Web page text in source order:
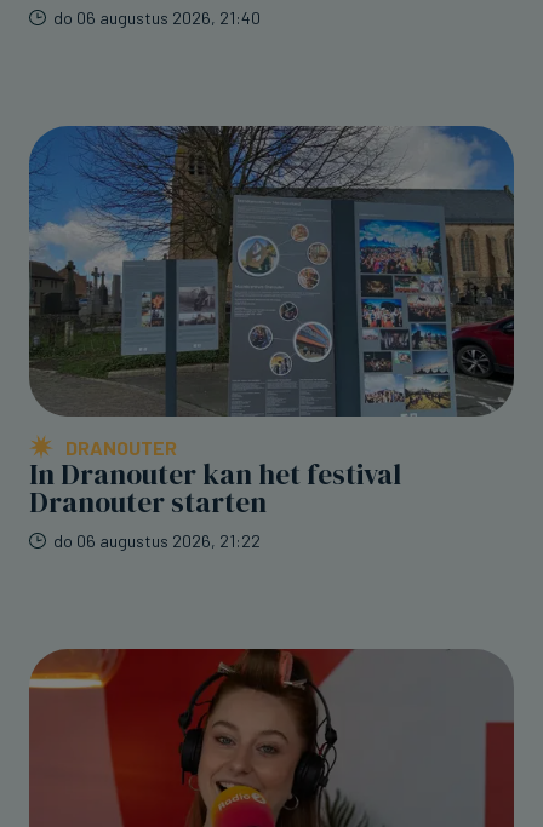
do 06 augustus 2026, 21:40
DRANOUTER
In Dranouter kan het festival
Dranouter starten
do 06 augustus 2026, 21:22